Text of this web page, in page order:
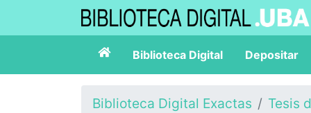
Biblioteca Digital Depositar
Biblioteca Digital Exactas Tesis